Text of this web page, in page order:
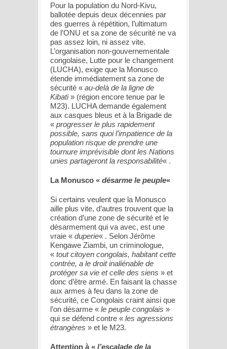
Pour la population du Nord-Kivu,
ballotée depuis deux décennies par
des guerres à répétition, l’ultimatum
de l’ONU et sa zone de sécurité ne va
pas assez loin, ni assez vite.
L’organisation non-gouvernementale
congolaise, Lutte pour le changement
(LUCHA), exige que la Monusco
étende immédiatement sa zone de
sécurité « au-delà de la ligne de
Kibati» (région encore tenue par le
M23). LUCHA demande également
aux casques bleus et à la Brigade de
« progresser le plus rapidement
possible, sans quoi l’impatience de la
population risque de prendre une
tournure imprévisible dont les Nations
unies partageront la responsabilité« .
La Monusco « désarme le peuple«
Si certains veulent que la Monusco
aille plus vite, d’autres trouvent que la
création d’une zone de sécurité et le
désarmement qui va avec, est une
vraie « duperie« . Selon Jérôme
Kengawe Ziambi, un criminologue,
« tout citoyen congolais, habitant cette
contrée, a le droit inaliénable de
protéger sa vie et celle des siens » et
donc d’être armé. En faisant la chasse
aux armes à feu dans la zone de
sécurité, ce Congolais craint ainsi que
l’on désarme « le peuple congolais »
qui se défend contre « les agressions
étrangères » et le M23.
Attention à « l’escalade de la